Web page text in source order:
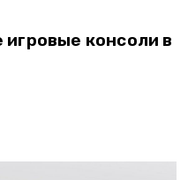
консоли в